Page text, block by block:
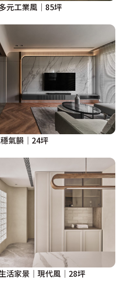
元工業風│85坪
氣韻│24坪
活家景│現代風│28坪